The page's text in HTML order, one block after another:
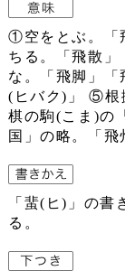
①空をとぶ。「
ちる。「飛散
な。「飛脚」
(ヒバク)」 ⑤根
棋の駒(こま)の
国」の略。「飛
「蜚(ヒ)」の書
る。